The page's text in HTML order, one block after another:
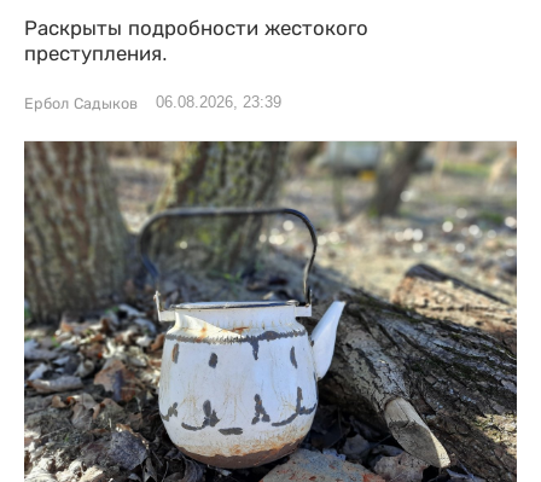
Раскрыты подробности жестокого
преступления.
Ербол Садыков 06.08.2026, 23:39